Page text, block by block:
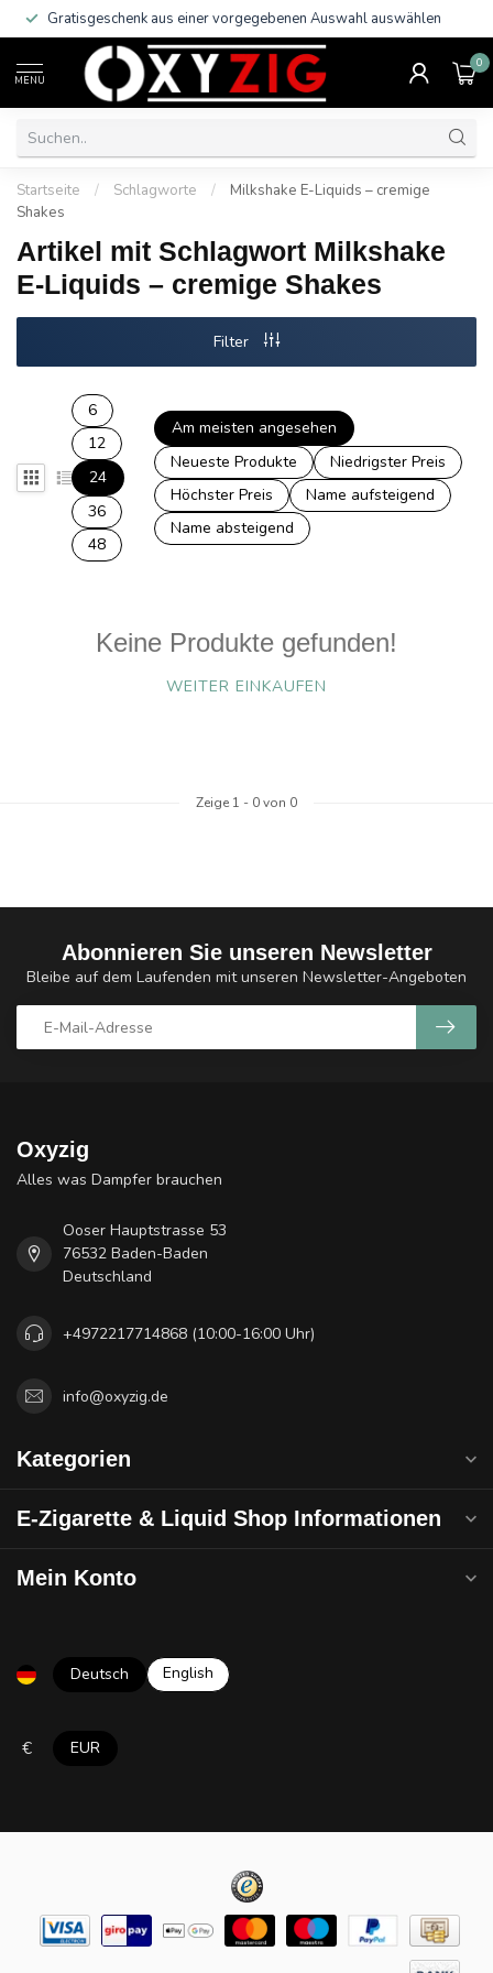
Gratisgeschenk aus einer vorgegebenen Auswahl auswählen
MENU
0
Startseite / Schlagworte /
Milkshake E-Liquids – cremige
Shakes
Artikel mit Schlagwort Milkshake
E-Liquids – cremige Shakes
Filter
6
12
24
36
48
Am meisten angesehen
Neueste Produkte
Niedrigster Preis
Höchster Preis
Name aufsteigend
Name absteigend
Keine Produkte gefunden!
WEITER EINKAUFEN
Zeige 1 - 0von 0
Abonnieren Sie unseren Newsletter
Bleibe auf dem Laufenden mit unseren Newsletter-Angeboten
Oxyzig
Alles was Dampfer brauchen
Ooser Hauptstrasse 53
76532 Baden-Baden
Deutschland
+4972217714868 (10:00-16:00 Uhr)
info@oxyzig.de
Kategorien
E-Zigarette & Liquid Shop Informationen
Mein Konto
Deutsch English
€ EUR